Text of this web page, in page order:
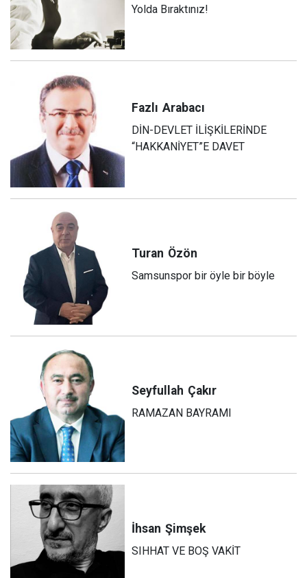
Yolda Bıraktınız!
Fazlı Arabacı
DİN-DEVLET İLİŞKİLERİNDE
“HAKKANİYET”E DAVET
Turan Özön
Samsunspor bir öyle bir böyle
Seyfullah Çakır
RAMAZAN BAYRAMI
İhsan Şimşek
SIHHAT VE BOŞ VAKİT